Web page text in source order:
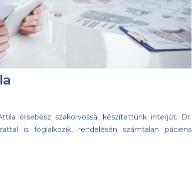
érsebész szakorvossal készítettünk interjút. Dr.
is foglalkozik, rendelésén számtalan páciens